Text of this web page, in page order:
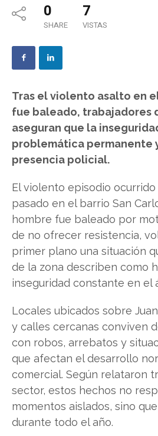
0
SHARE
7
VISTAS
Tras el violento asalto en
fue baleado, trabajadores
aseguran que la
problemática permanente
presencia policial.
El violento episodio
pasado en el barrio San
hombre fue baleado por
de no ofrecer resistencia,
primer plano una situación
de la zona describen como
inseguridad constante en el
Locales ubicados sobre
y calles cercanas conviven
con robos, arrebatos y
que afectan el desarrollo
comercial. Según relataron
sector, estos hechos no
momentos aislados, sino
durante todo el año.